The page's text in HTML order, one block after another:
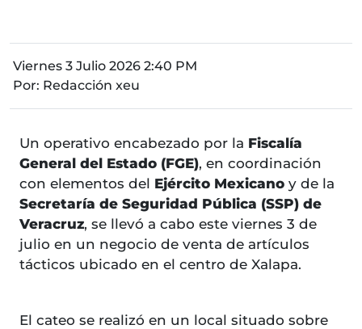
Viernes 3 Julio 2026 2:40 PM
Por: Redacción xeu
Un operativo encabezado por la Fiscalía
General del Estado (FGE), en coordinación
con elementos del Ejército Mexicano y de la
Secretaría de Seguridad Pública (SSP) de
Veracruz, se llevó a cabo este viernes 3 de
julio en un negocio de venta de artículos
tácticos ubicado en el centro de Xalapa.
El cateo se realizó en un local situado sobre